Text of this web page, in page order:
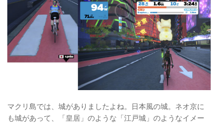
マクリ島では、城がありましたよね。日本風の城。ネオ京に
も城があって、「皇居」のような「江戸城」のようなイメー